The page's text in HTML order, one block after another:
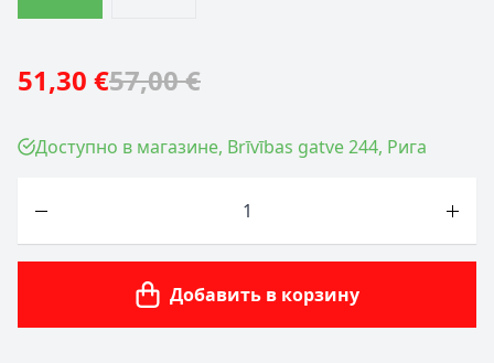
51,30 €57,00 €
Доступно в магазине, Brīvības gatve 244, Рига
Добавить в корзину